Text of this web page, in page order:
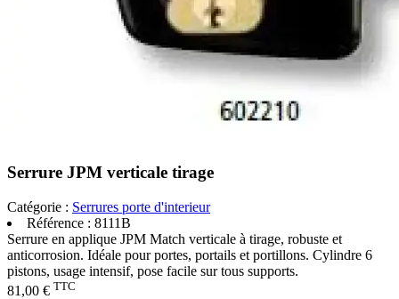
Serrure JPM verticale tirage
Catégorie : Serrures porte d'interieur
Référence : 8111B
Serrure en applique JPM Match verticale à tirage, robuste et
anticorrosion. Idéale pour portes, portails et portillons. Cylindre 6
pistons, usage intensif, pose facile sur tous supports.
81,00 € TTC